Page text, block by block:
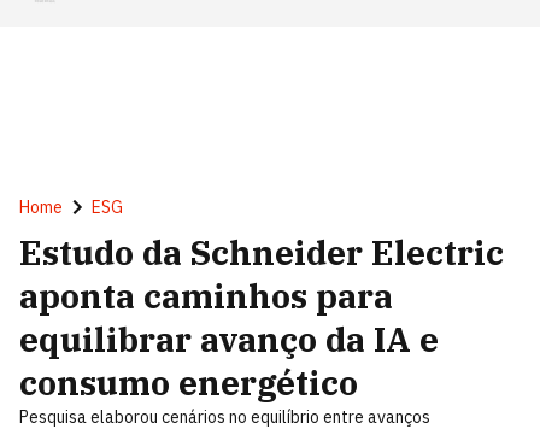
Home ESG
Estudo da Schneider Electric
aponta caminhos para
equilibrar avanço da IA e
consumo energético
Pesquisa elaborou cenários no equilíbrio entre avanços